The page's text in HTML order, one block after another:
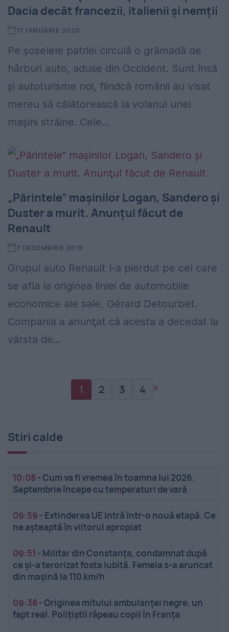
Dacia decât francezii, italienii și nemții
17 IANUARIE 2020
Pe șoselele patriei circulă o grămadă de
hârburi auto, aduse din Occident. Sunt însă
și autoturisme noi, fiindcă românii au visat
mereu să călătorească la volanul unei
mașini străine. Cele...
„Părintele” maşinilor Logan, Sandero şi
Duster a murit. Anunţul făcut de
Renault
7 DECEMBRIE 2019
Grupul auto Renault l-a pierdut pe cel care
se afla la originea liniei de automobile
economice ale sale, Gérard Detourbet.
Compania a anunţat că acesta a decedat la
vârsta de...
1 2 3 4 »
Stiri calde
10:08 -Cum va fi vremea în toamna lui 2026.
Septembrie începe cu temperaturi de vară
09:59 - Extinderea UE intră într-o nouă etapă. Ce
ne așteaptă în viitorul apropiat
09:51 - Militar din Constanța, condamnat după
ce și-a terorizat fosta iubită. Femeia s-a aruncat
din mașină la 110 km/h
09:38 -Originea mitului ambulanței negre, un
fapt real. Polițiștii răpeau copii în Franța